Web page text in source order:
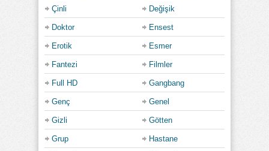
Çinli Değişik
Doktor Ensest
Erotik Esmer
Fantezi Filmler
Full HD Gangbang
Genç Genel
Gizli Götten
Grup Hastane